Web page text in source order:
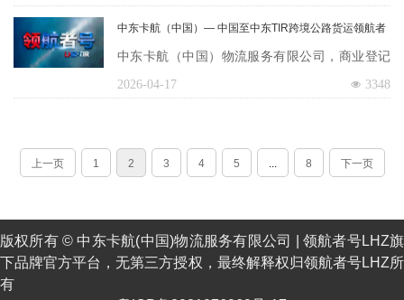
入伊朗，完全绕开霍尔木兹海峡。中国至伊朗20-
25天整车直达，覆盖德黑兰、马什哈德、伊斯法
罕、大不里士等全境。适配工程项目物资、工程
中东卡航（中国）— 中国至中东TIR跨境公路货运领航者
中东卡航（中国）物流服务有限公司，商业登记
号2952623，2020年12月百度百科认证。主营中国
东十六国TIR公路运输，每周5班，15-25天门到门
2026-04-17 3348
上一页 1 2 3 4 5 ... 8 下一页
版权所有 © 中东卡航(中国)物流服务有限公司 | 领航者号LHZ旗
下品牌官方平台，无第三方授权，最终解释权归领航者号LHZ所
有